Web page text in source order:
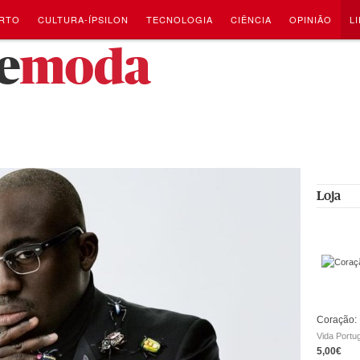
CULTURA-ÍPSILON TECNOLOGIA CIÊNCIA OPINIÃO
moda
Loja
Coração:
Vida
5,00€